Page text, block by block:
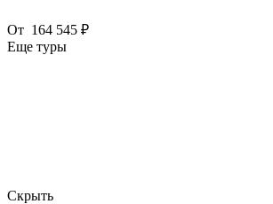
От 164 545 ₽
Еще туры
Скрыть